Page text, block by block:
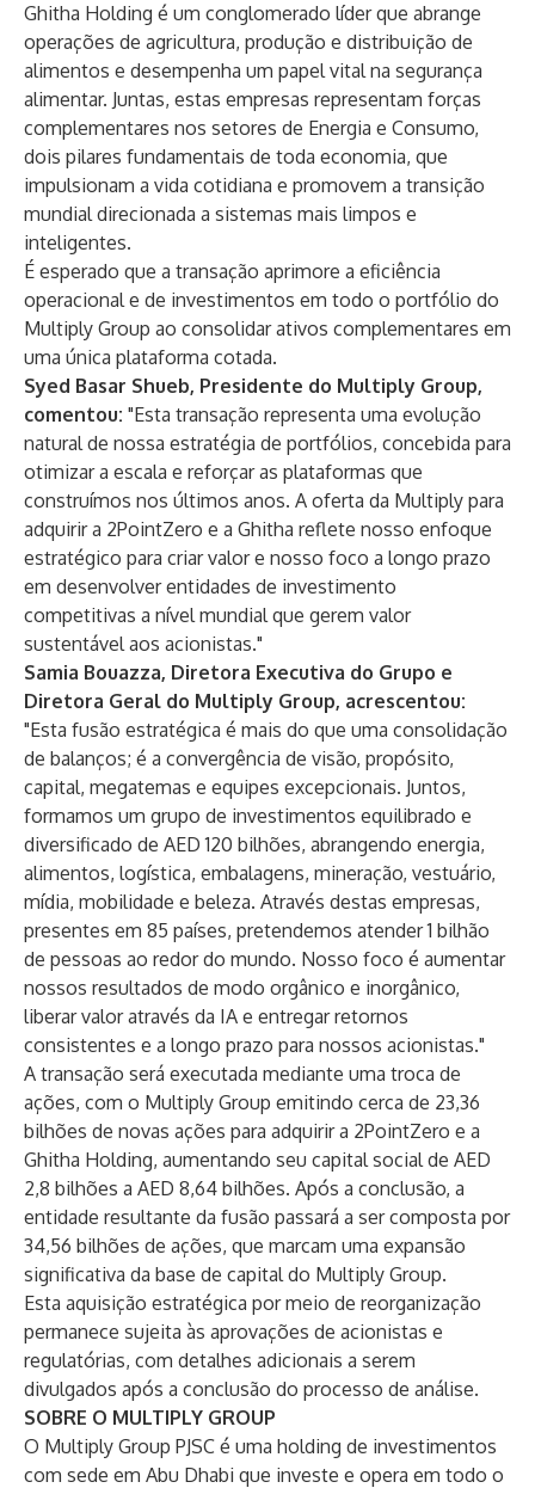
Ghitha Holding é um conglomerado líder que abrange
operações de agricultura, produção e distribuição de
alimentos e desempenha um papel vital na segurança
alimentar. Juntas, estas empresas representam forças
complementares nos setores de Energia e Consumo,
dois pilares fundamentais de toda economia, que
impulsionam a vida cotidiana e promovem a transição
mundial direcionada a sistemas mais limpos e
inteligentes.
É esperado que a transação aprimore a eficiência
operacional e de investimentos em todo o portfólio do
Multiply Group ao consolidar ativos complementares em
uma única plataforma cotada.
Syed Basar Shueb, Presidente do Multiply Group,
comentou: "Esta transação representa uma evolução
natural de nossa estratégia de portfólios, concebida para
otimizar a escala e reforçar as plataformas que
construímos nos últimos anos. A oferta da Multiply para
adquirir a 2PointZero e a Ghitha reflete nosso enfoque
estratégico para criar valor e nosso foco a longo prazo
em desenvolver entidades de investimento
competitivas a nível mundial que gerem valor
sustentável aos acionistas."
Samia Bouazza, Diretora Executiva do Grupo e
Diretora Geral do Multiply Group, acrescentou:
"Esta fusão estratégica é mais do que uma consolidação
de balanços; é a convergência de visão, propósito,
capital, megatemas e equipes excepcionais. Juntos,
formamos um grupo de investimentos equilibrado e
diversificado de AED 120 bilhões, abrangendo energia,
alimentos, logística, embalagens, mineração, vestuário,
mídia, mobilidade e beleza. Através destas empresas,
presentes em 85 países, pretendemos atender 1 bilhão
de pessoas ao redor do mundo. Nosso foco é aumentar
nossos resultados de modo orgânico e inorgânico,
liberar valor através da IA ​​e entregar retornos
consistentes e a longo prazo para nossos acionistas."
A transação será executada mediante uma troca de
ações, com o Multiply Group emitindo cerca de 23,36
bilhões de novas ações para adquirir a 2PointZero e a
Ghitha Holding, aumentando seu capital social de AED
2,8 bilhões a AED 8,64 bilhões. Após a conclusão, a
entidade resultante da fusão passará a ser composta por
34,56 bilhões de ações, que marcam uma expansão
significativa da base de capital do Multiply Group.
Esta aquisição estratégica por meio de reorganização
permanece sujeita às aprovações de acionistas e
regulatórias, com detalhes adicionais a serem
divulgados após a conclusão do processo de análise.
SOBRE O MULTIPLY GROUP
O Multiply Group PJSC é uma holding de investimentos
com sede em Abu Dhabi que investe e opera em todo o